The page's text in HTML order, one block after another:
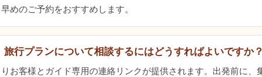
めのご予約をおすすめします。
旅行プランについて相談するにはどうすればよいですか？
お客様とガイド専用の連絡リンクが提供されます。出発前に、